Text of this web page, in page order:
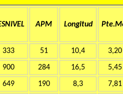
APM Longitud
333 51 10,4 3,20
900 284 16,5 5,45
649 190 8,3 7,81